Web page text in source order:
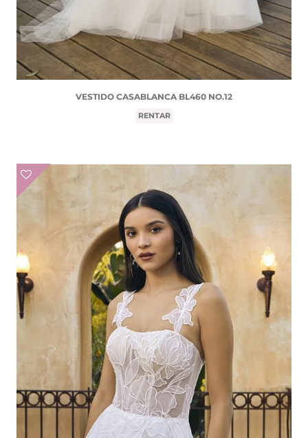
VESTIDO CASABLANCA BL460 NO.12
RENTAR